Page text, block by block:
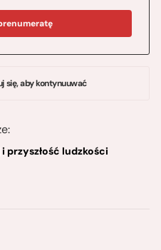
się, aby kontynuuwać
przyszłość ludzkości